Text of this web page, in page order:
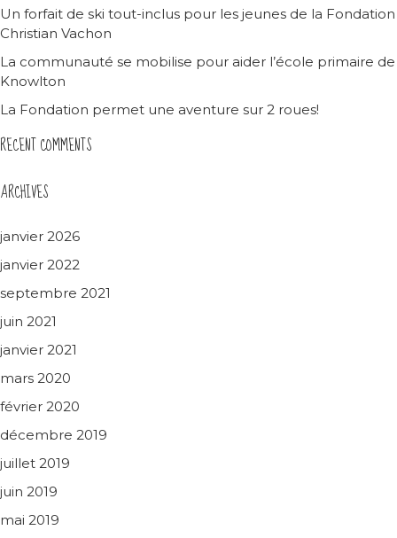
Un forfait de ski tout-inclus pour les jeunes de la Fondation
Christian Vachon
La communauté se mobilise pour aider l’école primaire de
Knowlton
La Fondation permet une aventure sur 2 roues!
RECENT COMMENTS
ARCHIVES
janvier 2026
janvier 2022
septembre 2021
juin 2021
janvier 2021
mars 2020
février 2020
décembre 2019
juillet 2019
juin 2019
mai 2019